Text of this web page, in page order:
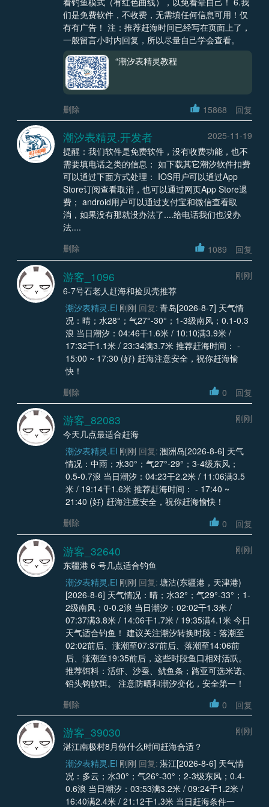
们是免费软件，不收费，无需填任何信息可用！仅
有有广告！ 注：推荐赶海时间已经写在页面上了，
一般留言小时内回复，所以尽量自己学会查看。
“潮汐表精灵教程
删除 15868 回复
潮汐表精灵.开发者
2025-11-19
提醒：我们软件是免费软件，没有收费功能，也不
需要填电话之类的信息； 如下载其它潮汐软件扣费
可以通过下面方式处理： IOS用户可以通过App
Store订阅查看取消，也可以通过网页App Store退
费； android用户可以通过支付宝和微信查看取
消，如果没有那就没办法了....给电话我们也没办
法....
删除
1089 回复
游客_1096
刚刚
6-7号石老人赶海和捡贝壳推荐
潮汐表精灵.EI 刚刚 回复: 青岛[2026-8-7] 天气情
况：晴；水28°；气27°-30°；1-3级南风；0.1-0.3
浪 当日潮汐：04:46干1.6米 / 10:10满3.9米 /
17:32干1.1米 / 23:34满3.7米 推荐赶海时间： -
15:00 ~ 17:30 (好) 赶海注意安全，祝你赶海愉
快！
删除
0 回复
游客_82083
刚刚
今天几点最适合赶海
潮汐表精灵.EI 刚刚 回复: 涠洲岛[2026-8-6] 天气
情况：中雨；水30°；气27°-29°；3-4级东风；
0.5-0.7浪 当日潮汐：04:23干2.2米 / 11:06满3.5
米 / 19:14干1.6米 推荐赶海时间： - 17:40 ~
21:40 (好) 赶海注意安全，祝你赶海愉快！
删除
0 回复
游客_32640
刚刚
东疆港 6 号几点适合钓鱼
潮汐表精灵.EI 刚刚 回复: 塘沽(东疆港，天津港)
[2026-8-6] 天气情况：晴；水32°；气29°-33°；1-
2级南风；0-0.2浪 当日潮汐：02:02干1.3米 /
07:37满3.8米 / 14:06干1.7米 / 19:35满4.1米 今日
天气适合钓鱼！ 建议关注潮汐转换时段：落潮至
02:02前后、涨潮至07:37前后、落潮至14:06前
后、涨潮至19:35前后，这些时段鱼口相对活跃。
推荐饵料：活虾、沙蚕、鱿鱼条；路亚可选米诺、
铅头钩软饵。 注意防晒和潮汐变化，安全第一！
删除
0 回复
游客_39030
刚刚
湛江南极村8月份什么时间赶海合适？
潮汐表精灵.EI 刚刚 回复: 湛江[2026-8-6] 天气情
况：多云；水30°；气26°-30°；2-3级东风；0.4-
0.6浪 当日潮汐：03:53满3.2米 / 09:24干1.2米 /
16:40满2.4米 / 21:12干1.3米 当日赶海条件一